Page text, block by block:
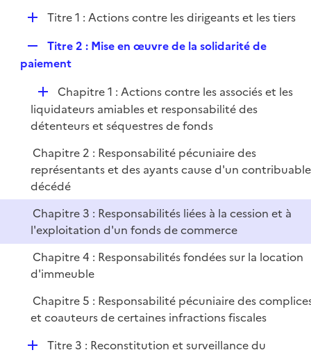
e
l
i
e
r
p
e
D
l
i
e
r
Titre 1 : Actions contre les dirigeants et les tiers
e
l
i
e
r
Titre 2 : Mise en œuvre de la solidarité de
paiement
D
é
p
i
e
r
Chapitre 1 : Actions contre les associés et les
liquidateurs amiables et responsabilité des
détenteurs et séquestres de fonds
Chapitre 2 : Responsabilité pécuniaire des
représentants et des ayants cause d'un contribuable
décédé
Chapitre 3 : Responsabilités liées à la cession et à
l'exploitation d'un fonds de commerce
Chapitre 4 : Responsabilités fondées sur la location
d'immeuble
Chapitre 5 : Responsabilité pécuniaire des
et coauteurs de certaines infractions fiscales
DTitre 3 : Reconstitution et surveillance du